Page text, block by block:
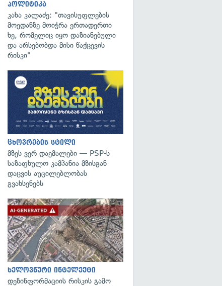
გადახედვა
გადახედვა
პოლიტიკა
კახა კალაძე: "თავისუფლების
მოედანზე მოიჭრა ერთადერთი
ხე, რომელიც იყო დაზიანებული
და არსებობდა მისი წაქცევის
რისკი"
ცხოვრების სტილი
მზეს ვერ დაემალები — PSP-ს
საზაფხულო კამპანია მზისგან
დაცვის აუცილებლობას
გვახსენებს
ხელოვნური ინტელექტი
დეზინფორმაციის რისკის გამო